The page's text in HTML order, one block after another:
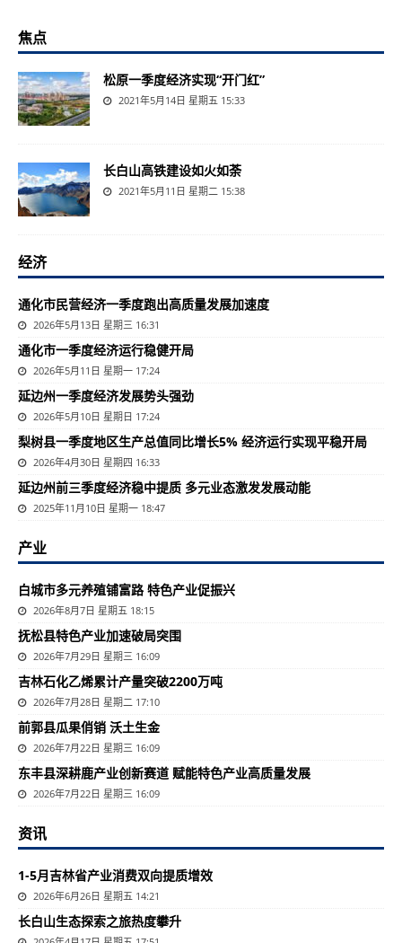
焦点
松原一季度经济实现“开门红”
2021年5月14日 星期五 15:33
长白山高铁建设如火如荼
2021年5月11日 星期二 15:38
经济
通化市民营经济一季度跑出高质量发展加速度
2026年5月13日 星期三 16:31
通化市一季度经济运行稳健开局
2026年5月11日 星期一 17:24
延边州一季度经济发展势头强劲
2026年5月10日 星期日 17:24
梨树县一季度地区生产总值同比增长5% 经济运行实现平稳开局
2026年4月30日 星期四 16:33
延边州前三季度经济稳中提质 多元业态激发发展动能
2025年11月10日 星期一 18:47
产业
白城市多元养殖铺富路 特色产业促振兴
2026年8月7日 星期五 18:15
抚松县特色产业加速破局突围
2026年7月29日 星期三 16:09
吉林石化乙烯累计产量突破2200万吨
2026年7月28日 星期二 17:10
前郭县瓜果俏销 沃土生金
2026年7月22日 星期三 16:09
东丰县深耕鹿产业创新赛道 赋能特色产业高质量发展
2026年7月22日 星期三 16:09
资讯
1-5月吉林省产业消费双向提质增效
2026年6月26日 星期五 14:21
长白山生态探索之旅热度攀升